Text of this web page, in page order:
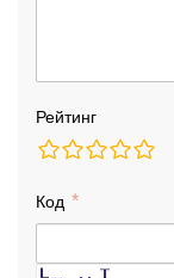
Рейтинг
Код